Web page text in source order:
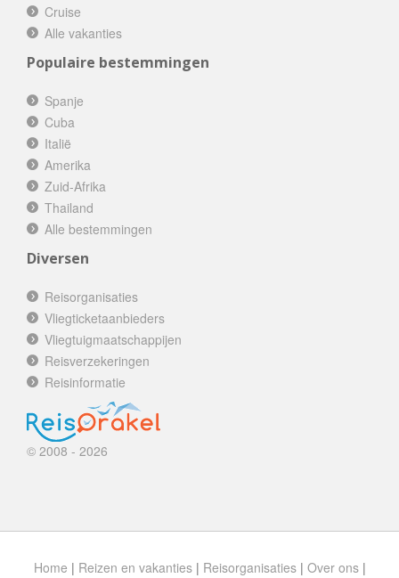
Cruise
Alle vakanties
Populaire bestemmingen
Spanje
Cuba
Italië
Amerika
Zuid-Afrika
Thailand
Alle bestemmingen
Diversen
Reisorganisaties
Vliegticketaanbieders
Vliegtuigmaatschappijen
Reisverzekeringen
Reisinformatie
© 2008 - 2026
Home | Reizen en vakanties| Reisorganisaties| Over ons|